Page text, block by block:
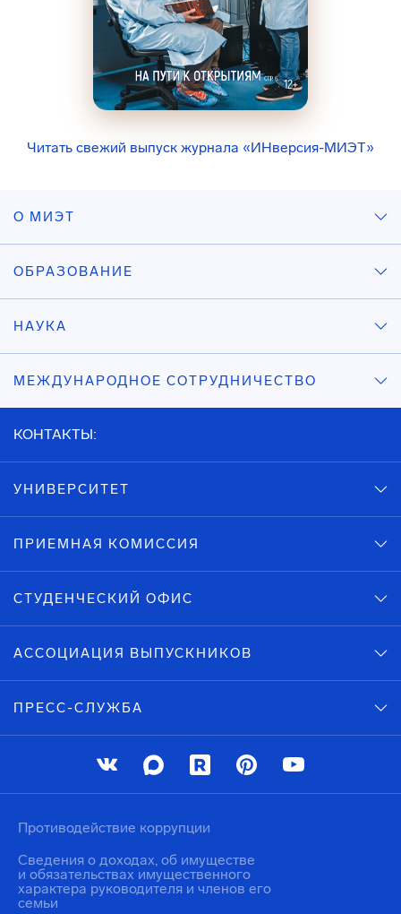
Читать свежий выпуск журнала «ИНверсия-МИЭТ»
О МИЭТ
ОБРАЗОВАНИЕ
НАУКА
МЕЖДУНАРОДНОЕ СОТРУДНИЧЕСТВО
КОНТАКТЫ:
УНИВЕРСИТЕТ
ПРИЕМНАЯ КОМИССИЯ
СТУДЕНЧЕСКИЙ ОФИС
АССОЦИАЦИЯ ВЫПУСКНИКОВ
ПРЕСС-СЛУЖБА
Противодействие коррупции
Сведения о доходах, об имуществе
и обязательствах имущественного
характера руководителя и членов его
семьи